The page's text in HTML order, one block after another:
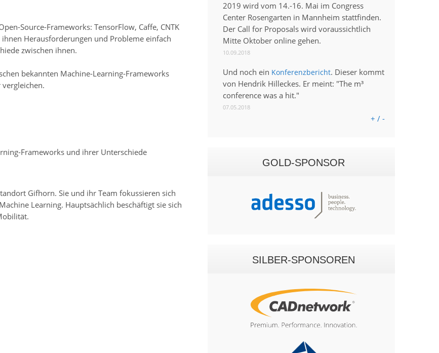
Source-Frameworks: TensorFlow, Caffe, CNTK
Herausforderungen und Probleme einfach
zwischen ihnen.
bekannten Machine-Learning-Frameworks
Frameworks und ihrer Unterschiede
Gifhorn. Sie und ihr Team fokussieren sich
Learning. Hauptsächlich beschäftigt sie sich
2019 wird vom 14.-16. Mai im Congress
Center Rosengarten in Mannheim stattfinden.
Der Call for Proposals wird voraussichtlich
Mitte Oktober online gehen.
10.09.2018
Und noch ein Konferenzbericht. Dieser kommt
von Hendrik Hilleckes. Er meint: "The m³
conference was a hit."
07.05.2018
+ / -
GOLD-SPONSOR
SILBER-SPONSOREN